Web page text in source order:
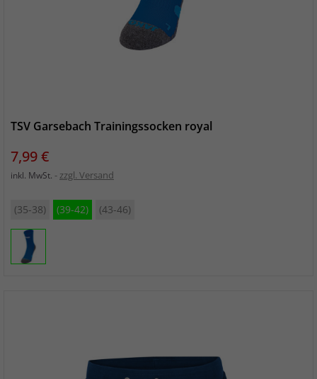
TSV Garsebach Trainingssocken royal
Preis
7,99 €
inkl. MwSt. zzgl. Versand
(35-38) (39-42) (43-46)